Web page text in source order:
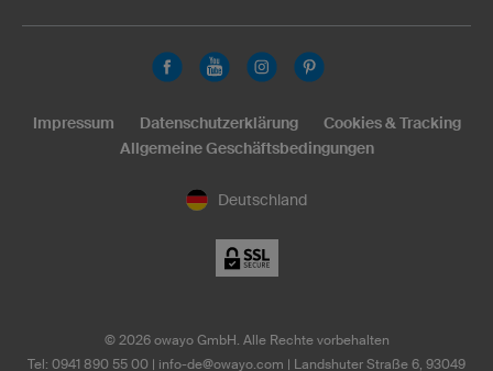
Deutschland
Impressum Datenschutzerklärung
Cookies & Tracking
Allgemeine Geschäftsbedingungen
© 2026owayo GmbH. Alle Rechte vorbehalten
Tel: 0941 890 55 00 | info-de@owayo.com | Landshuter Straße 6, 93049